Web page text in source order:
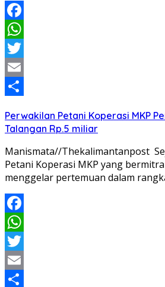
Facebook
WhatsApp
Twitter
Email
Perwakilan Petani Koperasi MKP
Talangan Rp.5 miliar
Manismata//Thekalimantanpost
Petani Koperasi MKP yang
menggelar pertemuan dalam
Facebook
WhatsApp
Twitter
Email